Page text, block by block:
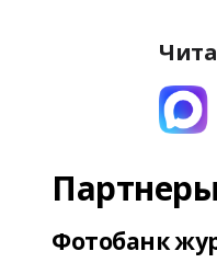
Партнеры
Фотобанк